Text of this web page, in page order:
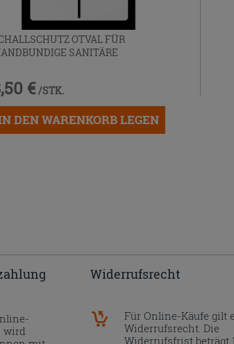
OTVAL FÜR
SANITÄRE
€ /STK.
DEN WARENKORB LEGEN
wird
Widerrufsrecht
Für Online-Käufe gilt
Widerrufsrecht. Die
Widerrufsfrist beträgt